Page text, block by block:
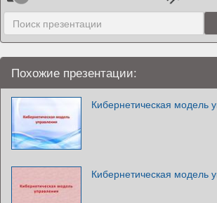
Похожие презентации:
Кибернетическая модель
Кибернетическая модель